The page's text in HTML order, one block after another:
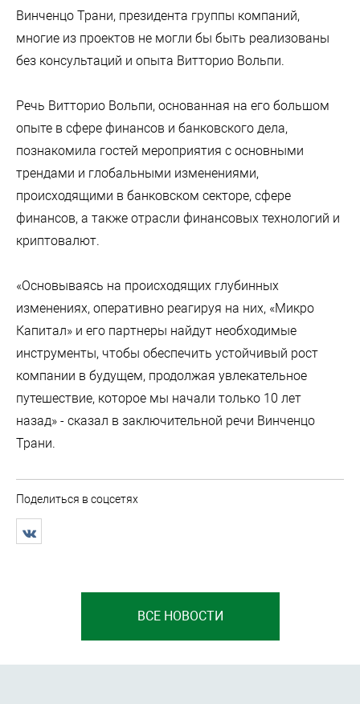
Винченцо Трани, президента группы компаний,
многие из проектов не могли бы быть реализованы
без консультаций и опыта Витторио Вольпи.
Речь Витторио Вольпи, основанная на его большом
опыте в сфере финансов и банковского дела,
познакомила гостей мероприятия с основными
трендами и глобальными изменениями,
происходящими в банковском секторе, сфере
финансов, а также отрасли финансовых технологий и
криптовалют.
«Основываясь на происходящих глубинных
изменениях, оперативно реагируя на них, «Микро
Капитал» и его партнеры найдут необходимые
инструменты, чтобы обеспечить устойчивый рост
компании в будущем, продолжая увлекательное
путешествие, которое мы начали только 10 лет
назад» - сказал в заключительной речи Винченцо
Трани.
Поделиться в соцсетях
ВСЕ НОВОСТИ